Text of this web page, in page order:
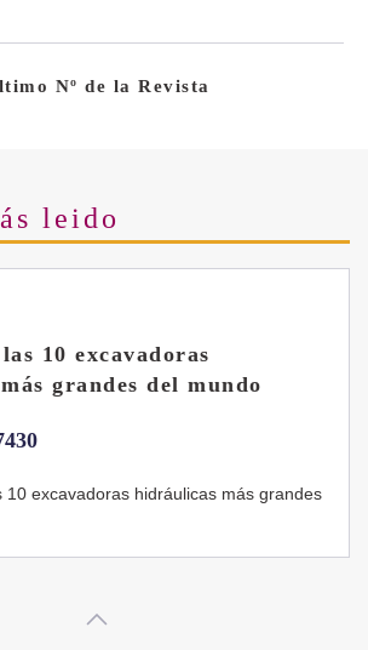
Nº de la Revista
leido
de la excavadora Yanmar